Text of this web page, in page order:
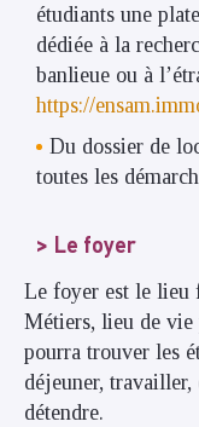
étudiants une
dédiée à la
banlieue ou à
https://
Du dossier de
toutes les
Le foyer
Le foyer est le lieu
Métiers, lieu de vie
pourra trouver les
déjeuner,
détendre.